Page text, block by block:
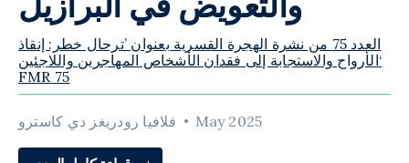
العدد 75 من نشرة الهجرة القسرية بعنوان ’ترحال خطر: إنقاذ
الأرواح والاستجابة إلى فقدان الأشخاص المهاجرين واللاجئين‘
FMR 75
فلافيا رودريغز دي كاسترو May 2025